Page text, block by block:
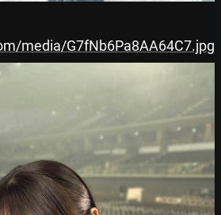
media/G7fNb6Pa8AA64C7.jpg